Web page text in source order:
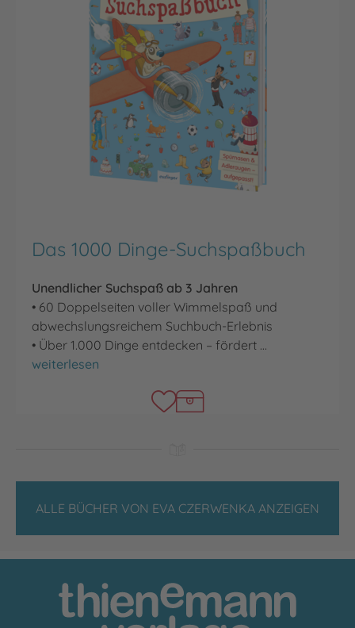
Das 1000 Dinge-Suchspaßbuch
Unendlicher Suchspaß ab 3 Jahren
• 60 Doppelseiten voller Wimmelspaß und
abwechslungsreichem Suchbuch-Erlebnis
• Über 1.000 Dinge entdecken – fördert …
Das 1000 Dinge-Suchspaßbuch
weiterlesen
ALLE BÜCHER VON EVA CZERWENKA ANZEIGEN